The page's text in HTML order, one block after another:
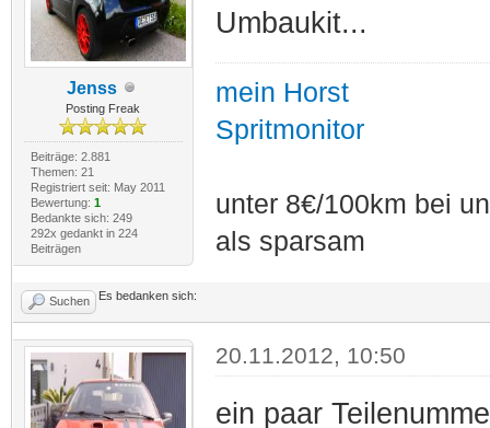
Jenss
Posting Freak
Beiträge: 2.881
Themen: 21
Registriert seit: May 2011
Bewertung: 1
Bedankte sich: 249
292x gedankt in 224
Beiträgen
Umbaukit...
mein Horst
Spritmonitor
unter 8€/100km bei
als sparsam
Suchen Es bedanken sich:
20.11.2012, 10:50
ein paar